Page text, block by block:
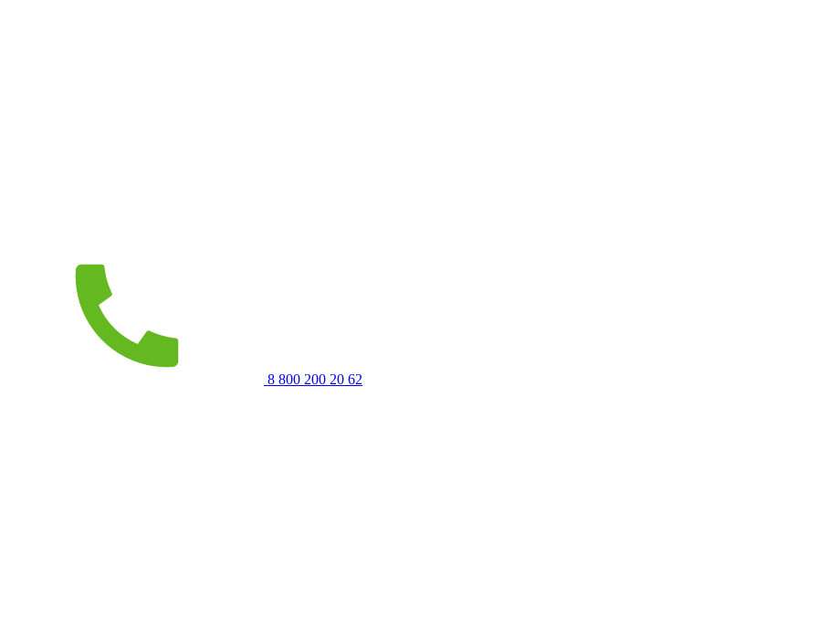
8 800 200 20 62